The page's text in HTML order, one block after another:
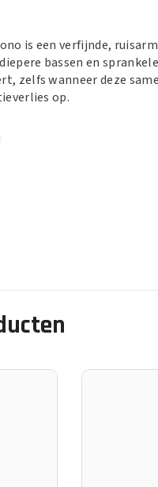
is een verfijnde,
bassen en
zelfs wanneer deze
op.
gemiddelde phono-
bereikt de Atom Phono